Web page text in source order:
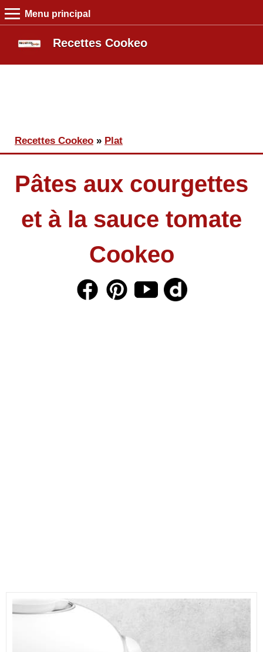
Recettes Cookeo
MENU PRINCIPAL
Menu principal
Recettes Cookeo
Blog
Recettes Cookeo » Plat
Pâtes aux courgettes
et à la sauce tomate
Cookeo